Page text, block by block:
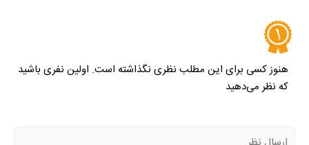
هنوز کسی برای این مطلب نظری نگذاشته است. اولین نفری باشید
که نظر می‌دهید